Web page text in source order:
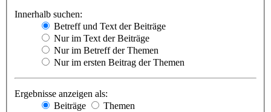
Innerhalb suchen:
Betreff und Text der Beiträge
Nur im Text der Beiträge
Nur im Betreff der Themen
Nur im ersten Beitrag der Themen
Ergebnisse anzeigen als:
Beiträge
Themen